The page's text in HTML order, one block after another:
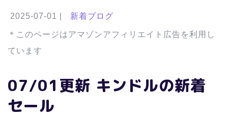
2025-07-01 新着ブログ
＊このページはアマゾンアフィリエイト広告を利用し
ています
07/01更新 キンドルの新着
セール